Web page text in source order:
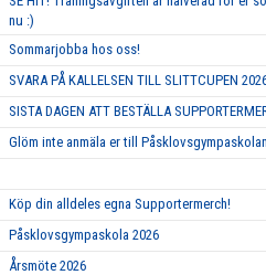
nu :)
Sommarjobba hos oss!
SVARA PÅ KALLELSEN TILL SLITTCUPEN
SISTA DAGEN ATT BESTÄLLA
Glöm inte anmäla er till
Köp din alldeles egna Supportermerch!
Påsklovsgympaskola 2026
Årsmöte 2026